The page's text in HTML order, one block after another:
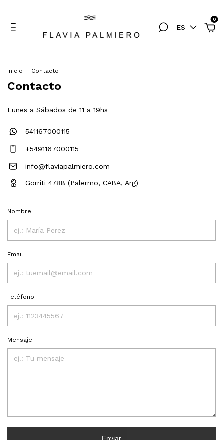
ES
0
Inicio . Contacto
Contacto
Lunes a Sábados de 11 a 19hs
541167000115
+5491167000115
info@flaviapalmiero.com
Gorriti 4788 (Palermo, CABA, Arg)
Nombre
Email
Teléfono
Mensaje
Enviar